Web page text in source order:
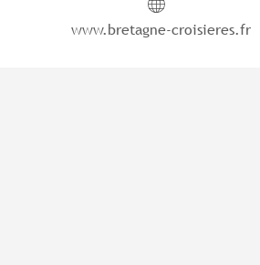
www.bretagne-croisieres.fr